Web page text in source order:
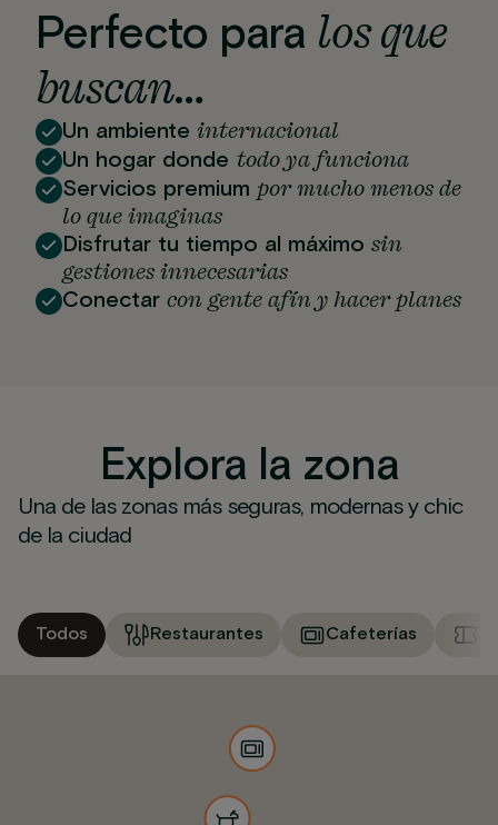
Perfecto para los que
buscan…
Un ambiente internacional
Un hogar donde todo ya funciona
Servicios premium por mucho menos de
lo que imaginas
Disfrutar tu tiempo al máximo sin
gestiones innecesarias
Conectar con gente afín y hacer planes
Explora la zona
Una de las zonas más seguras, modernas y chic
de la ciudad
Todos Restaurantes Cafeterías